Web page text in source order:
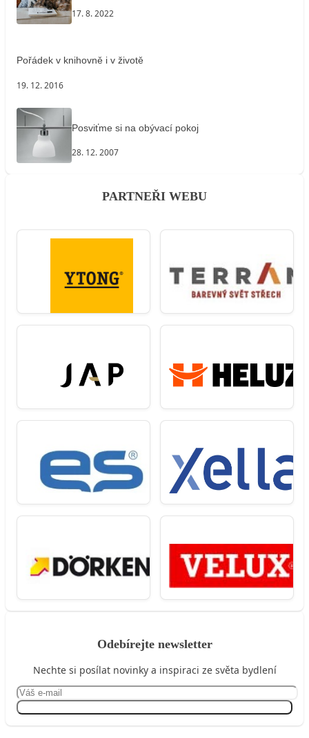
17. 8. 2022
Pořádek v knihovně i v životě
19. 12. 2016
Posviťme si na obývací pokoj
28. 12. 2007
PARTNEŘI WEBU
Odebírejte newsletter
Nechte si posílat novinky a inspiraci ze světa bydlení